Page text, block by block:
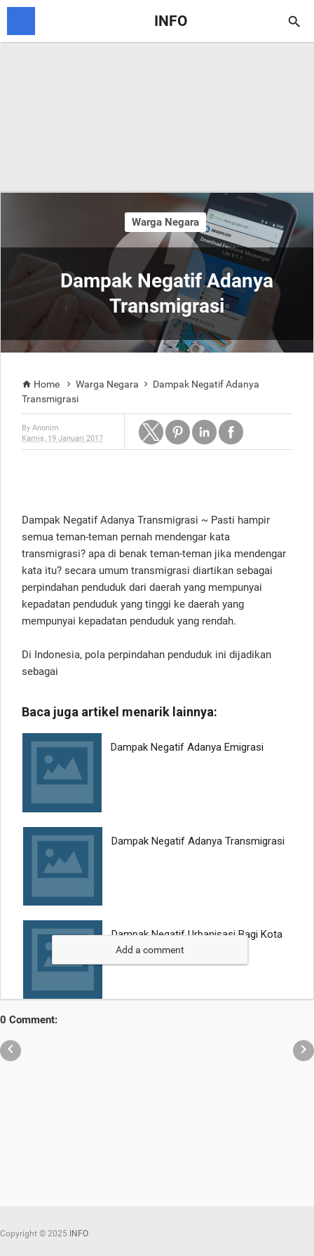
INFO 
Dampak Negatif Adanya
Transmigrasi
Warga Negara
 Home  Warga Negara 
Dampak Negatif Adanya
Transmigrasi
By Anonim
Kamis, 19 Januari 2017
Dampak Negatif Adanya Transmigrasi ~ Pasti hampir
semua teman-teman pernah mendengar kata
transmigrasi? apa di benak teman-teman jika mendengar
kata itu? secara umum transmigrasi diartikan sebagai
perpindahan penduduk dari daerah yang mempunyai
kepadatan penduduk yang tinggi ke daerah yang
mempunyai kepadatan penduduk yang rendah.
Di Indonesia, pola perpindahan penduduk ini dijadikan
sebagai
Add a comment
0 Comment:
 
Copyright © 2025 INFO